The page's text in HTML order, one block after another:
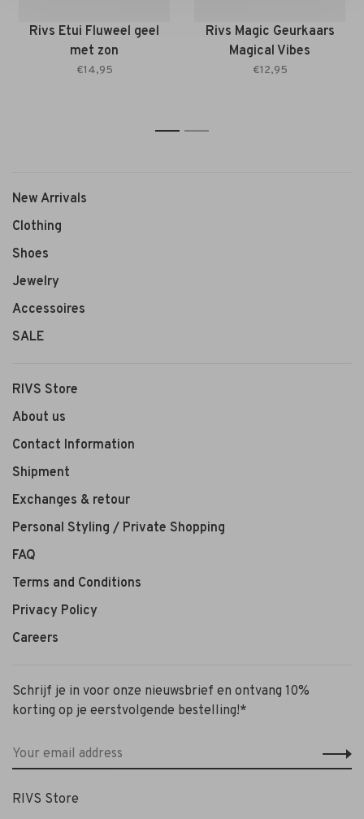
Rivs Etui Fluweel geel
met zon
€14,95
Rivs Magic Geurkaars
Magical Vibes
€12,95
1 2
New Arrivals
Clothing
Shoes
Jewelry
Accessoires
SALE
RIVS Store
About us
Contact Information
Shipment
Exchanges & retour
Personal Styling / Private Shopping
FAQ
Terms and Conditions
Privacy Policy
Careers
Schrijf je in voor onze nieuwsbrief en ontvang 10%
korting op je eerstvolgende bestelling!*
RIVS Store